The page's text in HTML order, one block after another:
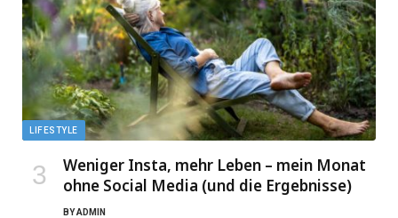
LIFESTYLE
Weniger Insta, mehr Leben – mein Monat
ohne Social Media (und die Ergebnisse)
BYADMIN